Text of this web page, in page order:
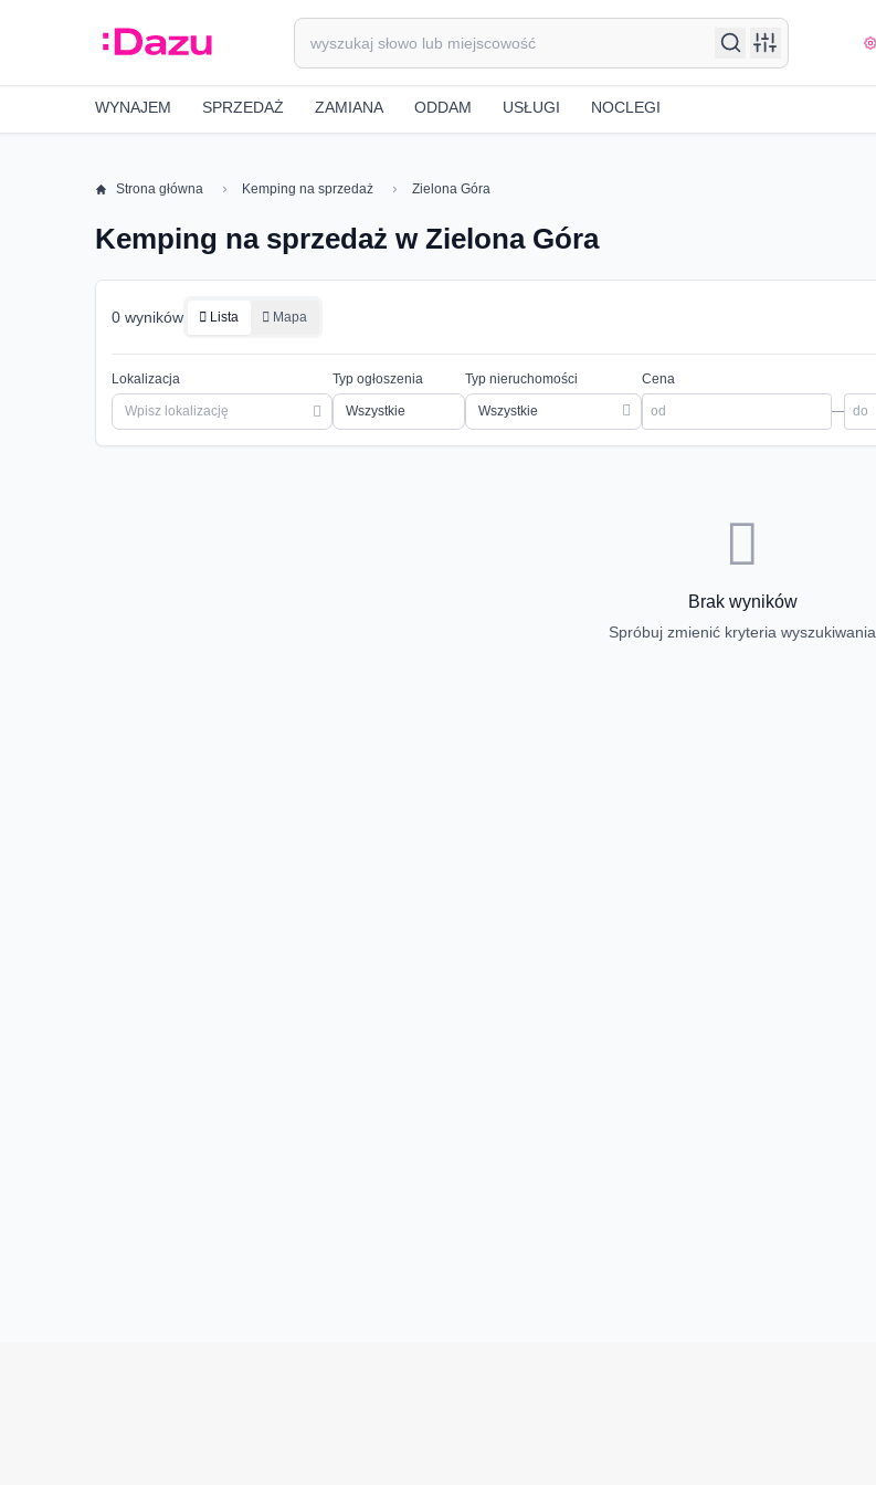
WYNAJEM SPRZEDAŻ ZAMIANA ODDAM USŁUGI NOCLEGI
Strona główna Kemping na sprzedaż Zielona Góra
Kemping na sprzedaż w Zielona Góra
0 wyników Lista Mapa
Lokalizacja Typ ogłoszenia Typ nieruchomości
Wszystkie
Cena
—
Brak wyników
Spróbuj zmienić kryteria wyszukiwania